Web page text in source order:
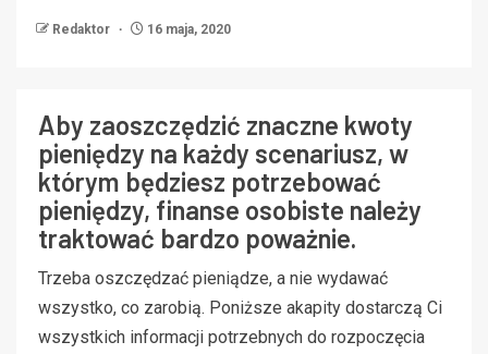
Redaktor 16 maja, 2020
Aby zaoszczędzić znaczne kwoty
pieniędzy na każdy scenariusz, w
którym będziesz potrzebować
pieniędzy, finanse osobiste należy
traktować bardzo poważnie.
Trzeba oszczędzać pieniądze, a nie wydawać
wszystko, co zarobią. Poniższe akapity dostarczą Ci
wszystkich informacji potrzebnych do rozpoczęcia